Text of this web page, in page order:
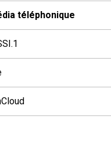
téléphonique